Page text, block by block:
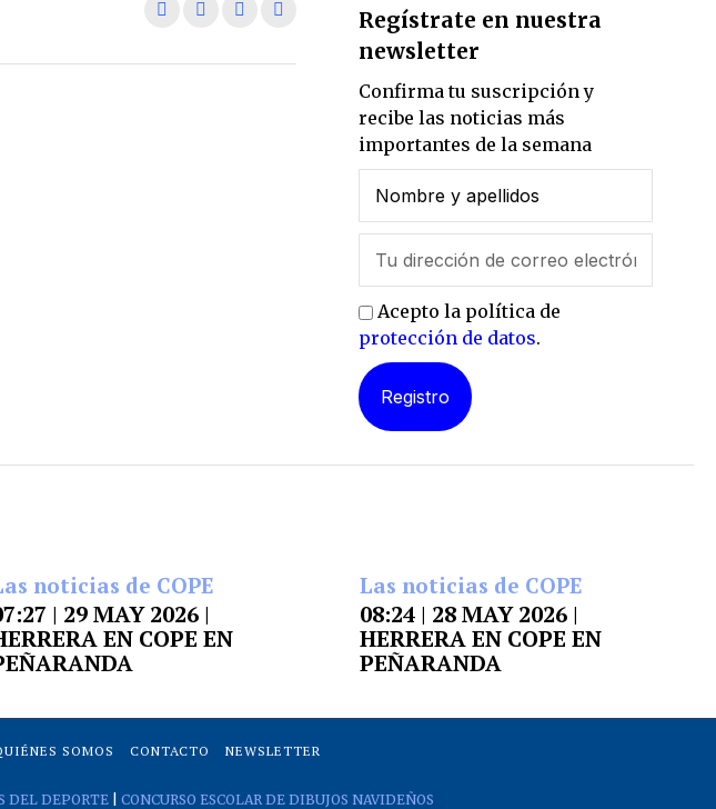
Regístrate en nuestra
newsletter
Confirma tu suscripción y
recibe las noticias más
importantes de la semana
Acepto la política de
protección de datos.
noticias de COPE
| 29 MAY 2026 |
EN COPE EN
Las noticias de COPE
08:24 | 28 MAY 2026 |
HERRERA EN COPE EN
PEÑARANDA
SOMOS CONTACTO NEWSLETTER
DEL DEPORTE| CONCURSO ESCOLAR DE DIBUJOS NAVIDEÑOS